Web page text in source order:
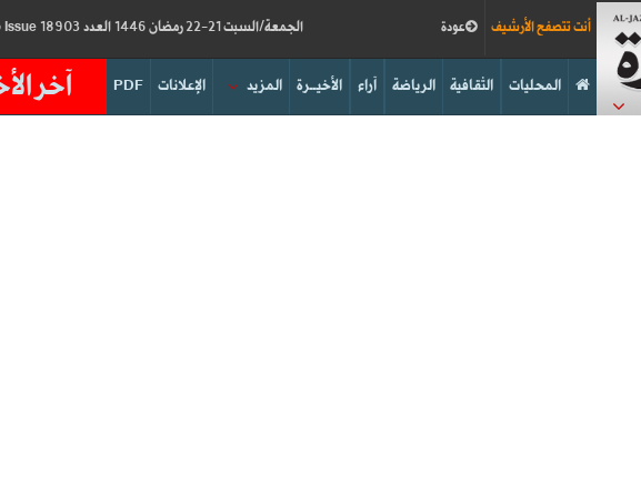
الجمعة/السبت 21-22 رمضان 1446 العدد 18903 Issue عودة أنت تتصفح الأرشيف
آخر PDF الإعلانات المزيد الأخيــرة آراء الرياضة الثقافية المحليات